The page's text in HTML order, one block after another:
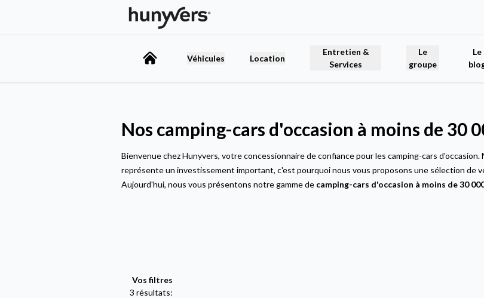
Véhicules Location
Entretien &
Services
Le
groupe
Le
Nos camping-cars d'occasion à moins de 30
Bienvenue chezHunyvers, votre concessionnaire de confiance pour les camping-cars
représente un investissement important, c'est pourquoi nous vous proposons une sélection de
Aujourd'hui, nous vous présentons notre gamme de camping-cars d'occasion à moins de 30
Vos filtres
3 résultats: